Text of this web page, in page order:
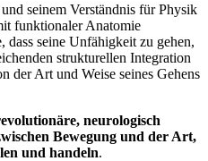
seinem Verständnis für Physik
funktionaler Anatomie
dass seine Unfähigkeit zu gehen,
strukturellen Integration
der Art und Weise seines Gehens
neurologisch
Bewegung und der Art,
und handeln.